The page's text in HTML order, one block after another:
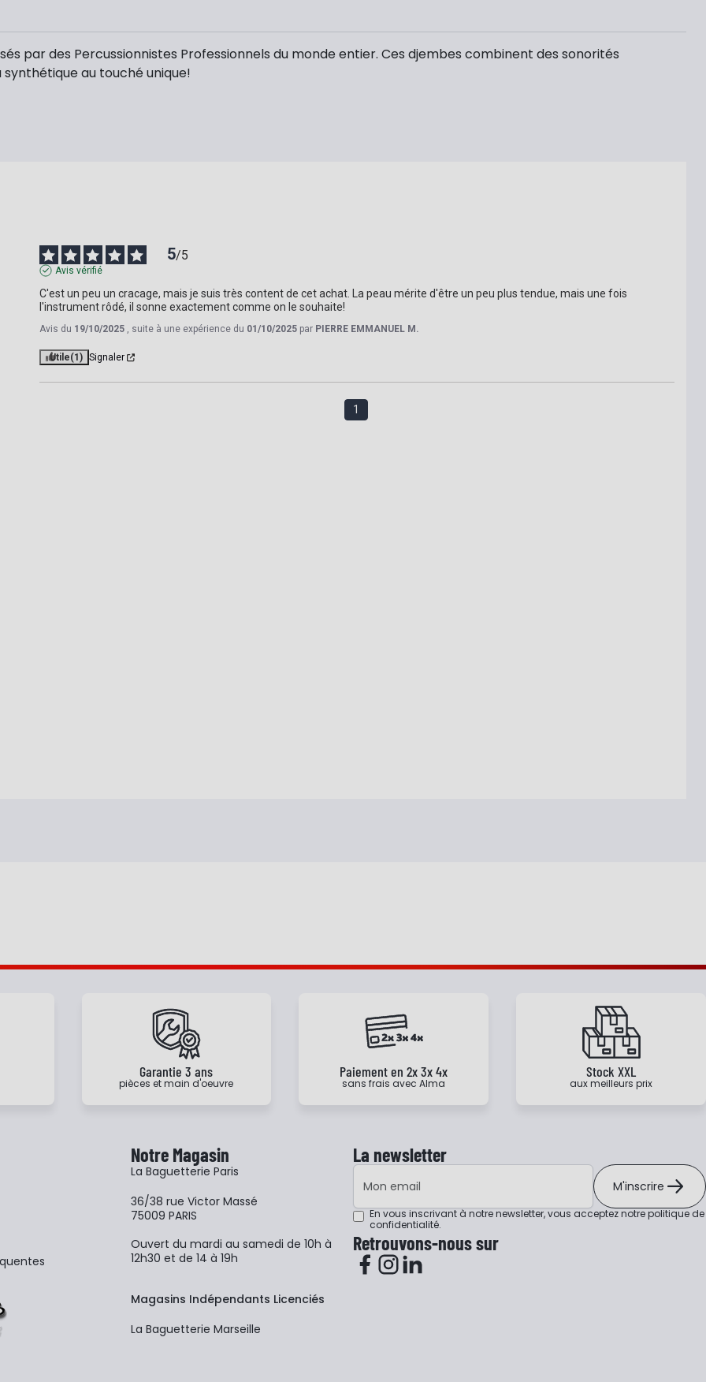
par des Percussionnistes Professionnels du monde entier. Ces djembes combinent des sonorités
au touché unique!
5/5
Avis vérifié
C'est un peu un cracage, mais je suis très content de cet achat. La peau mérite d'être un peu plus tendue, mais une fois
l'instrument rôdé, il sonne exactement comme on le souhaite!
Avis du 19/10/2025 , suite à une expérience du 01/10/2025 par PIERRE EMMANUEL M.
Utile(1) Signaler
1
Garantie 3 ans
pièces et main d'oeuvre
Paiement en 2x 3x 4x
sans frais avec Alma
Stock XXL
aux meilleurs prix
Notre Magasin
La Baguetterie Paris
36/38 rue Victor Massé
75009 PARIS
Ouvert du mardi au samedi de 10h à
12h30 et de 14 à 19h
Magasins Indépendants Licenciés
La Baguetterie Marseille
La newsletter
Adresse e-mail
M'inscrire
En vous inscrivant à notre newsletter, vous acceptez notrepolitique de
confidentialité.
Retrouvons-nous sur